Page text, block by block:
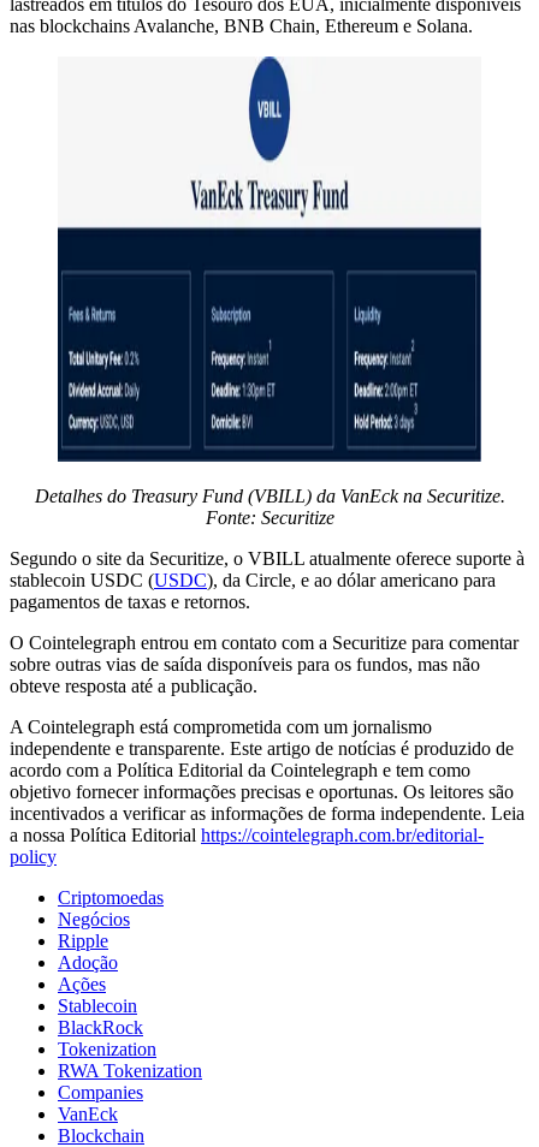
nas blockchains Avalanche, BNB Chain, Ethereum e Solana.
Detalhes do Treasury Fund (VBILL) da VanEck na Securitize.
Fonte: Securitize
Segundo o site da Securitize, o VBILL atualmente oferece suporte à
stablecoin USDC (USDC), da Circle, e ao dólar americano para
pagamentos de taxas e retornos.
O Cointelegraph entrou em contato com a Securitize para comentar
sobre outras vias de saída disponíveis para os fundos, mas não
obteve resposta até a publicação.
A Cointelegraph está comprometida com um jornalismo
independente e transparente. Este artigo de notícias é produzido de
acordo com a Política Editorial da Cointelegraph e tem como
objetivo fornecer informações precisas e oportunas. Os leitores são
incentivados a verificar as informações de forma independente. Leia
a nossa Política Editorial https://cointelegraph.com.br/editorial-
policy
Criptomoedas
Negócios
Ripple
Adoção
Ações
Stablecoin
BlackRock
Tokenization
RWA Tokenization
Companies
VanEck
Blockchain